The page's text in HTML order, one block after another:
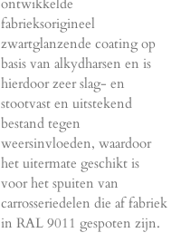
fabrieksorigineel
zwartglanzende coating op
basis van alkydharsen en is
hierdoor zeer slag- en
stootvast en uitstekend
bestand tegen
weersinvloeden, waardoor
het uitermate geschikt is
voor het spuiten van
carrosseriedelen die af fabriek
in RAL 9011 gespoten zijn.